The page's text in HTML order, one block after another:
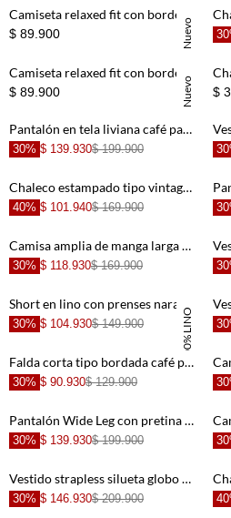
+
Nuevo
+
Camiseta relaxed fit con borde de encaje en negro para mujer
$ 89.900
Nuevo
+
Camiseta relaxed fit con borde de encaje en blanco para mujer
$ 89.900 $
+
Pantalón en tela liviana café para mujer
30% $ 139.930$ 199.900
+
Chaleco estampado tipo vintage para mujer
40% $ 101.940$ 169.900
+
Camisa amplia de manga larga verde para mujer
30% $ 118.930$ 169.900
100% LINO
30% $ 104.930$ 149.900
Falda corta tipo bordada café para mujer
30% $ 90.930$ 129.900
Pantalón Wide Leg con pretina elástica café con acabado natural para mujer
30% $ 139.930$ 199.900
Vestido strapless silueta globo crudo para mujer
30% $ 146.930$ 209.900